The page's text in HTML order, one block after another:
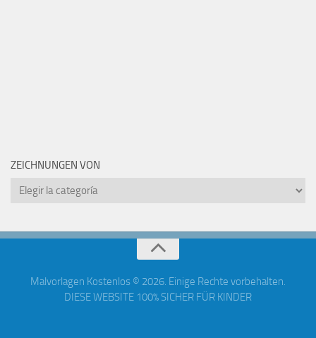
ZEICHNUNGEN VON
Zeichnungen
Malvorlagen Kostenlos © 2026. Einige Rechte vorbehalten.
DIESE WEBSITE 100% SICHER FÜR KINDER